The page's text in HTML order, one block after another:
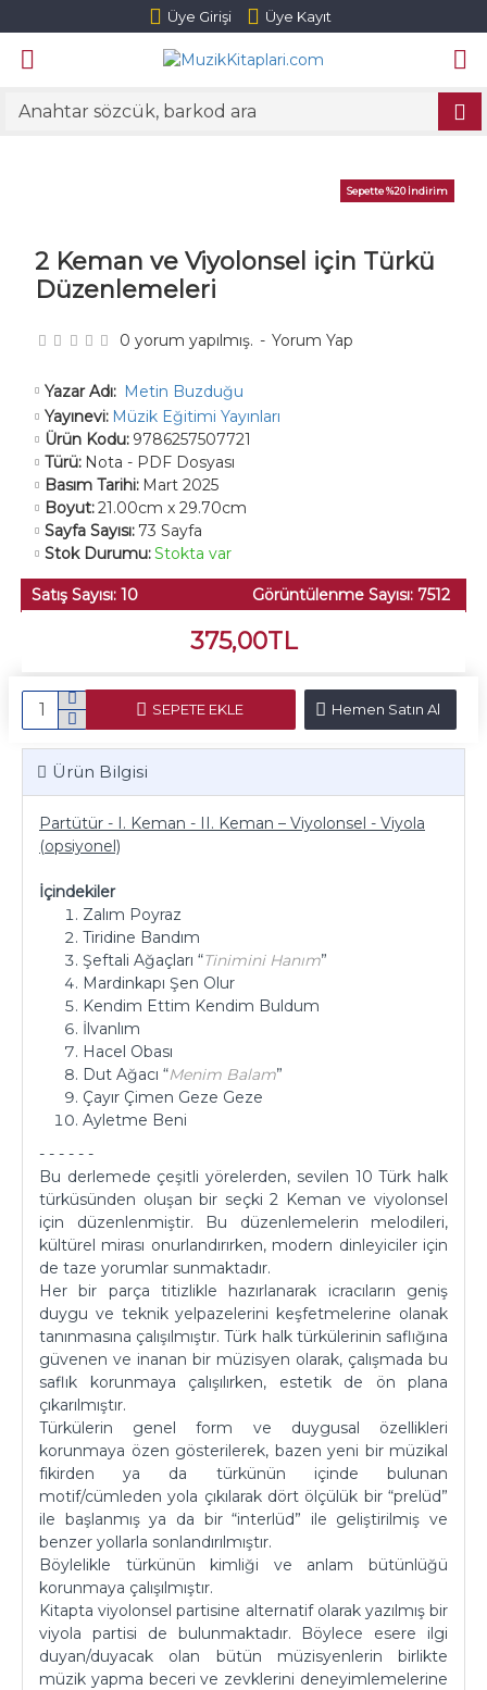
Üye Girişi Üye Kayıt
Sepette %20 İndirim
2 Keman ve Viyolonsel için Türkü
Düzenlemeleri
Yazar Adı: Metin Buzduğu
Yayınevi: Müzik Eğitimi Yayınları
Ürün Kodu: 9786257507721
Türü: Nota - PDF Dosyası
Basım Tarihi: Mart 2025
Boyut:21.00cm x 29.70cm
Sayfa Sayısı: 73 Sayfa
Stok Durumu:Stokta var
Satış Sayısı: 10 Görüntülenme Sayısı: 7512
0 yorum yapılmış. - Yorum Yap
375,00TL
SEPETE EKLE Hemen Satın Al
Ürün Bilgisi
Partütür - I. Keman - II. Keman – Viyolonsel - Viyola
(opsiyonel)
İçindekiler
Zalım Poyraz
Tiridine Bandım
Şeftali Ağaçları “Tinimini Hanım”
Mardinkapı Şen Olur
Kendim Ettim Kendim Buldum
İlvanlım
Hacel Obası
Dut Ağacı “Menim Balam”
Çayır Çimen Geze Geze
Ayletme Beni
- - - - - -
Bu derlemede çeşitli yörelerden, sevilen 10 Türk halk
türküsünden oluşan bir seçki 2 Keman ve viyolonsel
için düzenlenmiştir. Bu düzenlemelerin melodileri,
kültürel mirası onurlandırırken, modern dinleyiciler için
de taze yorumlar sunmaktadır.
Her bir parça titizlikle hazırlanarak icracıların geniş
duygu ve teknik yelpazelerini keşfetmelerine olanak
tanınmasına çalışılmıştır. Türk halk türkülerinin saflığına
güvenen ve inanan bir müzisyen olarak, çalışmada bu
saflık korunmaya çalışılırken, estetik de ön plana
çıkarılmıştır.
Türkülerin genel form ve duygusal özellikleri
korunmaya özen gösterilerek, bazen yeni bir müzikal
fikirden ya da türkünün içinde bulunan
motif/cümleden yola çıkılarak dört ölçülük bir “prelüd”
ile başlanmış ya da bir “interlüd” ile geliştirilmiş ve
benzer yollarla sonlandırılmıştır.
Böylelikle türkünün kimliği ve anlam bütünlüğü
korunmaya çalışılmıştır.
Kitapta viyolonsel partisine alternatif olarak yazılmış bir
viyola partisi de bulunmaktadır. Böylece esere ilgi
duyan/duyacak olan bütün müzisyenlerin birlikte
müzik yapma beceri ve zevklerini deneyimlemelerine